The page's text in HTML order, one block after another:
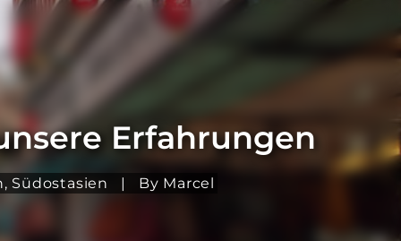
Erfahrungen
, Südostasien | By Marcel